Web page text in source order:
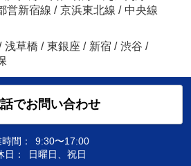
営新宿線 / 京浜東北線 / 中央線
浅草橋 / 東銀座 / 新宿 / 渋谷 /
でお問い合わせ
間：
9:30〜17:00
日：
日曜日、祝日